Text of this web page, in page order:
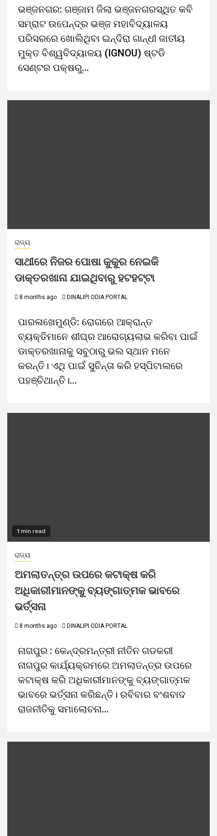
ଭଞ୍ଜନଗର: ଗଞ୍ଜାମ ଜିଲା ଭଞ୍ଜନଗରସ୍ଥିତ କବି
ସମ୍ରାଟ ଉପେନ୍ଦ୍ର ଭଞ୍ଜ ମହାବିଦ୍ୟାଳୟ
ପରିସରରେ ଖୋଲିଥିବା ଇନ୍ଦିରା ଗାନ୍ଧୀ ଜାତୀୟ
ମୁକ୍ତ ବିଶ୍ୱବିଦ୍ୟାଳୟ (IGNOU) ଷ୍ଟଡି
ସେଣ୍ଟର ପକ୍ଷରୁ...
ରାଜ୍ୟ
ସାଥୀରେ ନିଜର ପୋଷା କୁକୁର ନେଇକି
ଡାକ୍ତରଖାନା ଯାଇଥିବାରୁ ହଟହଟ୍ଟା
8 months ago DINALIPI ODIA PORTAL
ପାରଳାଖେମୁଣ୍ଡି: ରୋଗରେ ଆକ୍ରାନ୍ତ
ବ୍ୟକ୍ତିମାନେ ଶୀଘ୍ର ଆରୋଗ୍ୟଲାଭ କରିବା ପାଇଁ
ଡାକ୍ତରଖାନାକୁ ସବୁଠାରୁ ଭଲ ସ୍ଥାନ ମନେ
କରନ୍ତି। ଏଥି ପାଇଁ ସୁଚିନ୍ତା କରି ହସ୍‌ପିଟାଲରେ
ପହଞ୍ଚିଥାନ୍ତି।...
1 min read
ରାଜ୍ୟ
ଅମଲାତନ୍ତ୍ର ଉପରେ କଟାକ୍ଷ କରି
ଅଧିକାରୀମାନଙ୍କୁ ବ୍ୟଙ୍ଗାତ୍ମକ ଭାବରେ
ଭର୍ତ୍ସନା
8 months ago DINALIPI ODIA PORTAL
ନାଗପୁର : କେନ୍ଦ୍ରମନ୍ତ୍ରୀ ନୀତିନ ଗଡକରୀ
ନାଗପୁର କାର୍ଯ୍ୟକ୍ରମରେ ଅମଲାତନ୍ତ୍ର ଉପରେ
କଟାକ୍ଷ କରି ଅଧିକାରୀମାନଙ୍କୁ ବ୍ୟଙ୍ଗାତ୍ମକ
ଭାବରେ ଭର୍ତ୍ସନା କରିଛନ୍ତି। ରବିବାର ବଂଶବାଦ
ରାଜନୀତିକୁ ସମାଲୋଚନା...